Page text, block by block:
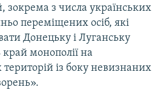
зокрема з числа українських
переміщених осіб, які
Донецьку і Луганську
край монополії на
із боку невизнаних